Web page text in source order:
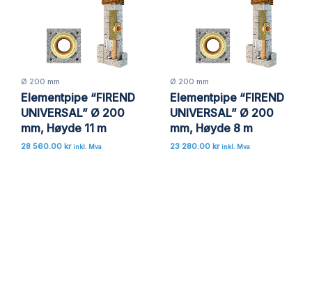
Lagre mitt navn, e-post og nettside i denne
nettleseren for neste gang jeg kommenterer.
Ø 200 mm
Elementpipe “FIREND
UNIVERSAL” Ø 200
mm, Høyde 11 m
28 560.00 kr inkl. Mva
Ø 200 mm
Elementpipe “FIREND
UNIVERSAL” Ø 200
mm, Høyde 8 m
23 280.00 kr inkl. Mva